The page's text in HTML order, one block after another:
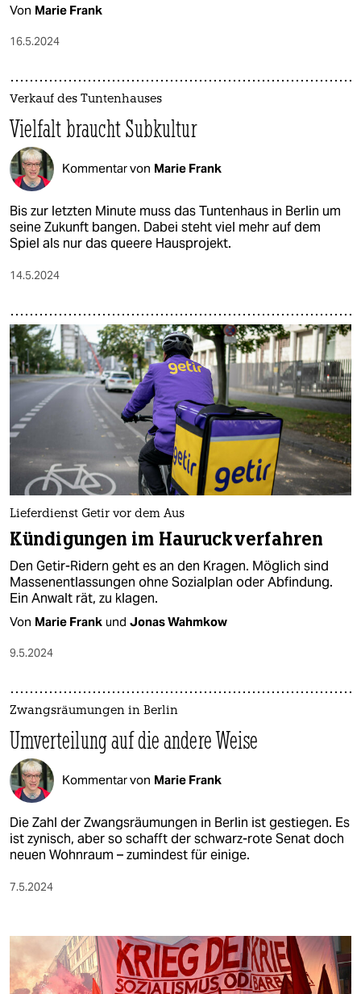
Von Marie Frank
16.5.2024
Verkauf des Tuntenhauses
Vielfalt braucht Subkultur
Kommentar von Marie Frank
Bis zur letzten Minute muss das Tuntenhaus in Berlin um
seine Zukunft bangen. Dabei steht viel mehr auf dem
Spiel als nur das queere Hausprojekt.
14.5.2024
Lieferdienst Getir vor dem Aus
Kündigungen im Hauruckverfahren
Den Getir-Ridern geht es an den Kragen. Möglich sind
Massenentlassungen ohne Sozialplan oder Abfindung.
Ein Anwalt rät, zu klagen.
Von Marie Frank und Jonas Wahmkow
9.5.2024
Zwangsräumungen in Berlin
Umverteilung auf die andere Weise
Kommentar von Marie Frank
Die Zahl der Zwangsräumungen in Berlin ist gestiegen. Es
ist zynisch, aber so schafft der schwarz-rote Senat doch
neuen Wohnraum – zumindest für einige.
7.5.2024